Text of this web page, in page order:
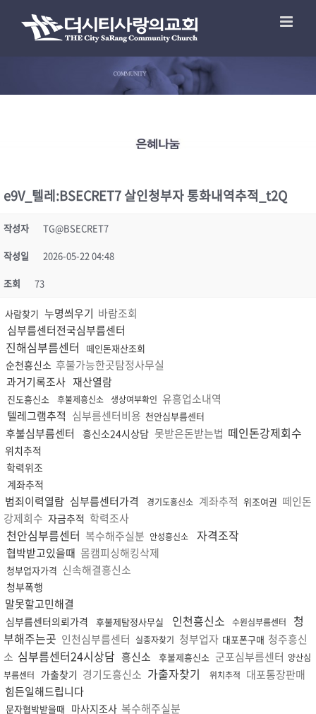
e9V_텔레:BSECRET7 살인청부자 통화내역추적_t2Q
작성자 TG@BSECRET7
작성일 2026-05-22 04:48
조회 73
사람찾기 누명씌우기 바람조회
심부름센터전국심부름센터
진해심부름센터 떼인돈재산조회
순천흥신소 후불가능한곳탐정사무실
과거기록조사 재산열람
진도흥신소 후불제흥신소 생상여부확인 유흥업소내역
텔레그램추적 심부름센터비용 천안심부름센터
후불심부름센터 흥신소24시상담 못받은돈받는법 떼인돈강제회수
위치추적
학력위조
계좌추적
범죄이력열람 심부름센터가격 경기도흥신소 계좌추적 위조여권 떼인돈
강제회수 자금추적 학력조사
천안심부름센터 복수해주실분 안성흥신소 자격조작
협박받고있을때 몸캠피싱해킹삭제
청부업자가격 신속해결흥신소
청부폭행
말못할고민해결
심부름센터의뢰가격 후불제탐정사무실 인천흥신소 수원심부름센터
청
부해주는곳 인천심부름센터 실종자찾기 청부업자 대포폰구매 청주흥신
소 심부름센터24시상담 흥신소 후불제흥신소 군포심부름센터 양산심
부름센터
가출찾기 경기도흥신소 가출자찾기 위치추적 대포통장판매
힘든일해드립니다
문자협박받을때 마사지조사 복수해주실분